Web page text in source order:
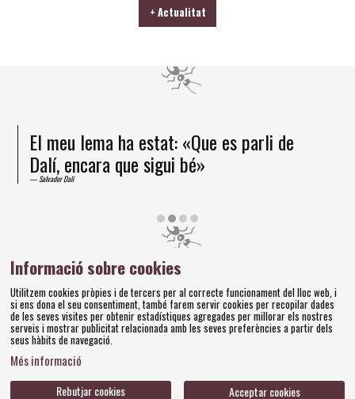
+ Actualitat
estat: «Que es parli de
sigui bé»
He arribat a la
Amics dels Museus Dalí | Pujada del Castell, 28 | 17600
Figueres
Tel. 972 677 520 |amics@fundaciodali.org
Sitemap | Avís Legal Política de privacitat
Contacteu | Bases concursos
Informació sobre cookies
Utilitzem cookies pròpies i de tercers per al correcte funcionament del lloc web, i
si ens dona el seu consentiment, també farem servir cookies per recopilar dades
de les seves visites per obtenir estadístiques agregades per millorar els nostres
serveis i mostrar publicitat relacionada amb les seves preferències a partir dels
seus hàbits de navegació.
Més informació
Acceptar cookies
Rebutjar cookies